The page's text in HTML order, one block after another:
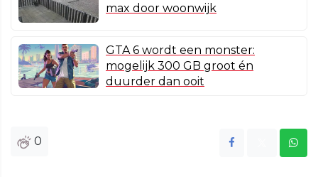
max door woonwijk
GTA 6 wordt een monster:
mogelijk 300 GB groot én
duurder dan ooit
0